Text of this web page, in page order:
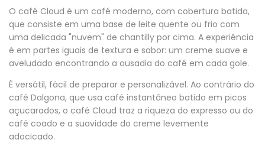
O café Cloud é um café moderno, com cobertura batida,
que consiste em uma base de leite quente ou frio com
uma delicada "nuvem" de chantilly por cima. A experiência
é em partes iguais de textura e sabor: um creme suave e
aveludado encontrando a ousadia do café em cada gole.
É versátil, fácil de preparar e personalizável. Ao contrário do
café Dalgona, que usa café instantâneo batido em picos
açucarados, o café Cloud traz a riqueza do expresso ou do
café coado e a suavidade do creme levemente
adocicado.